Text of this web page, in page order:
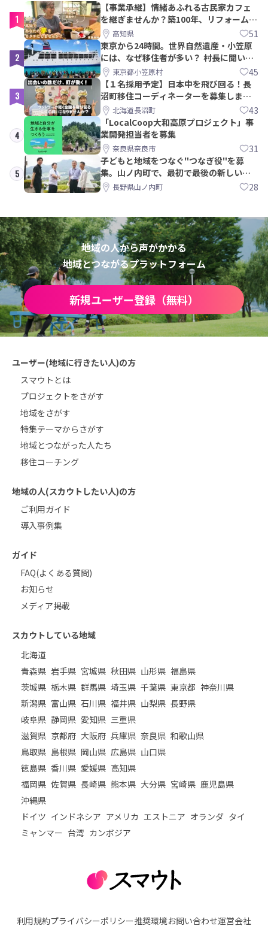
1
【事業承継】情緒あふれる古民家カフェ
を継ぎませんか？築100年、リフォームか
ら約10年！
高知県 51
2
東京から24時間。世界自然遺産・小笠原
には、なぜ移住者が多い？ 村長に聞いて
みた東京都小笠原村 45
3
【１名採用予定】日本中を飛び回る！長
沼町移住コーディネーターを募集しま
す！北海道長沼町 43
4
「LocalCoop大和高原プロジェクト」事
業開発担当者を募集
奈良県奈良市 31
5
子どもと地域をつなぐ"つなぎ役"を募
集。山ノ内町で、最初で最後の新しい学
校づくりを一緒に
長野県山ノ内町 28
地域の人から声がかかる
地域とつながるプラットフォーム
新規ユーザー登録（無料）
ユーザー(地域に行きたい人)の方
スマウトとは
プロジェクトをさがす
地域をさがす
特集テーマからさがす
地域とつながった人たち
移住コーチング
地域の人(スカウトしたい人)の方
ご利用ガイド
導入事例集
ガイド
FAQ(よくある質問)
お知らせ
メディア掲載
スカウトしている地域
北海道
青森県 岩手県 宮城県 秋田県 山形県 福島県
茨城県 栃木県 群馬県 埼玉県 千葉県 東京都 神奈川県
新潟県 富山県 石川県 福井県 山梨県 長野県
岐阜県 静岡県 愛知県 三重県
滋賀県 京都府 大阪府 兵庫県 奈良県 和歌山県
鳥取県 島根県 岡山県 広島県 山口県
徳島県 香川県 愛媛県 高知県
福岡県 佐賀県 長崎県 熊本県 大分県 宮崎県 鹿児島県
沖縄県
ドイツ インドネシア アメリカ エストニア オランダ タイ
ミャンマー 台湾 カンボジア
利用規約プライバシーポリシー推奨環境お問い合わせ運営会社